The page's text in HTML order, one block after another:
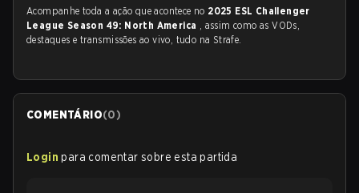
Acompanhe toda a ação que acontece no 2025 ESL Challenger
League Season 49: North America , assim como as VODs,
destaques e transmissões ao vivo, tudo na Strafe.
COMENTÁRIO(0)
Login para comentar sobre esta partida